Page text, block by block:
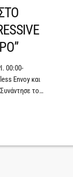
00:00-
Envoy και
το
που
[…]